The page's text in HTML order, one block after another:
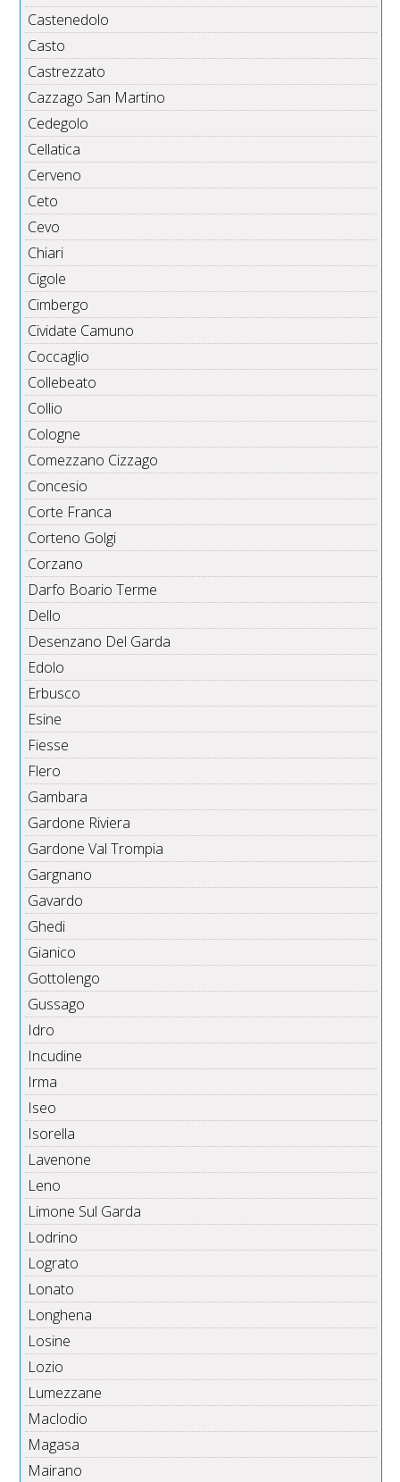
Castenedolo
Casto
Castrezzato
Cazzago San Martino
Cedegolo
Cellatica
Cerveno
Ceto
Cevo
Chiari
Cigole
Cimbergo
Cividate Camuno
Coccaglio
Collebeato
Collio
Cologne
Comezzano Cizzago
Concesio
Corte Franca
Corteno Golgi
Corzano
Darfo Boario Terme
Dello
Desenzano Del Garda
Edolo
Erbusco
Esine
Fiesse
Flero
Gambara
Gardone Riviera
Gardone Val Trompia
Gargnano
Gavardo
Ghedi
Gianico
Gottolengo
Gussago
Idro
Incudine
Irma
Iseo
Isorella
Lavenone
Leno
Limone Sul Garda
Lodrino
Lograto
Lonato
Longhena
Losine
Lozio
Lumezzane
Maclodio
Magasa
Mairano